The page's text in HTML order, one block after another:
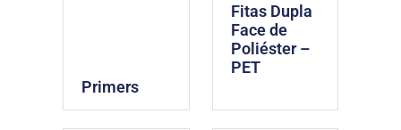
Primers
Fitas Dupla
Face de
Poliéster –
PET